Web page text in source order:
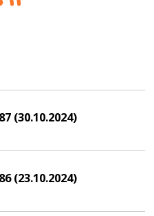
(30.10.2024)
(23.10.2024)